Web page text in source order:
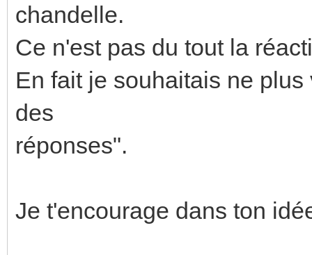
chandelle.
Ce n'est pas du tout la
En fait je souhaitais ne
des
réponses".
Je t'encourage dans ton